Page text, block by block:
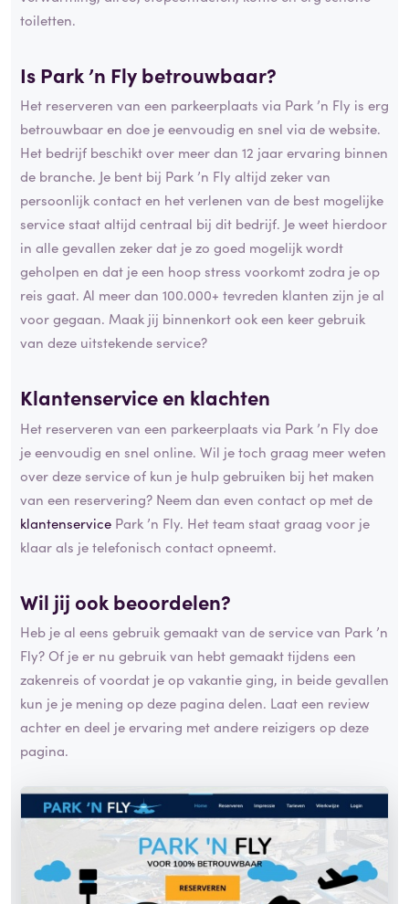
toiletten.
Is Park ’n Flybetrouwbaar?
Het reserveren van een parkeerplaats via Park ’n Fly is erg
betrouwbaar en doe je eenvoudig en snel via de website.
Het bedrijf beschikt over meer dan 12 jaar ervaring binnen
de branche. Je bent bij Park ’n Fly altijd zeker van
persoonlijk contact en het verlenen van de best mogelijke
service staat altijd centraal bij dit bedrijf. Je weet hierdoor
in alle gevallen zeker dat je zo goed mogelijk wordt
geholpen en dat je een hoop stress voorkomt zodra je op
reis gaat. Al meer dan 100.000+ tevreden klanten zijn je al
voor gegaan. Maak jij binnenkort ook een keer gebruik
van deze uitstekende service?
Klantenservice en klachten
Het reserveren van een parkeerplaats via Park ’n Fly doe
je eenvoudig en snel online. Wil je toch graag meer weten
over deze service of kun je hulp gebruiken bij het maken
van een reservering? Neem dan even contact op met de
klantenservice Park ’n Fly. Het team staat graag voor je
klaar als je telefonisch contact opneemt.
Wil jij ook beoordelen?
Heb je al eens gebruik gemaakt van de service van Park ’n
Fly? Of je er nu gebruik van hebt gemaakt tijdens een
zakenreis of voordat je op vakantie ging, in beide gevallen
kun je je mening op deze pagina delen. Laat een review
achter en deel je ervaring met andere reizigers op deze
pagina.